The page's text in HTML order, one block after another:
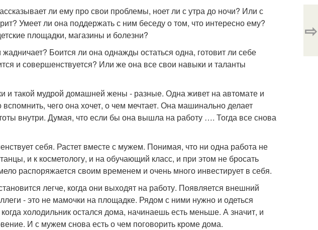
ли ему про свои проблемы, ноет ли с утра до ночи? Или с
Умеет ли она поддержать с ним беседу о том, что интересно ему?
площадки, магазины и болезни?
Боится ли она однажды остаться одна, готовит ли себе
и совершенствуется? Или же она все свои навыки и таланты
и такой мудрой домашней жены - разные. Одна живет на автомате и
чего она хочет, о чем мечтает. Она машинально делает
внутри. Думая, что если бы она вышла на работу …. Тогда все снова
себя. Растет вместе с мужем. Понимая, что ни одна работа не
и к косметологу, и на обучающий класс, и при этом не бросать
распоряжается своим временем и очень много инвестирует в себя.
легче, когда они выходят на работу. Появляется внешний
- это не мамочки на площадке. Рядом с ними нужно и одеться
холодильник остался дома, начинаешь есть меньше. А значит, и
И с мужем снова есть о чем поговорить кроме дома.
⇨